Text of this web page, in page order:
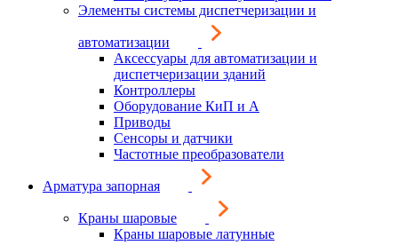
Элементы системы диспетчеризации и
автоматизации
Аксессуары для автоматизации и
диспетчеризации зданий
Контроллеры
Оборудование КиП и А
Приводы
Сенсоры и датчики
Частотные преобразователи
Арматура запорная
Краны шаровые
Краны шаровые латунные